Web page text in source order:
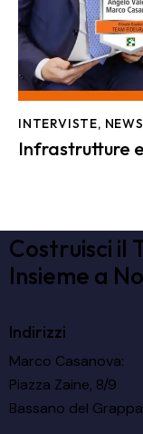
INTERVISTE, NEWS
Infrastrutture
Costruisci il
Insieme a
Indirizzi
Marco Casanova:
Piazza Zaine, 8/9
Bassano del